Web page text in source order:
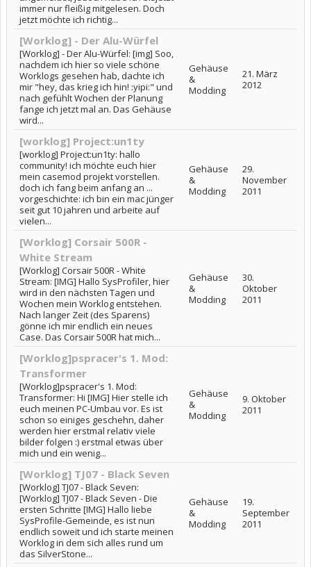
immer nur fleißig mitgelesen. Doch
jetzt möchte ich richtig...
[Worklog] - Der Alu-Würfel
[Worklog] - Der Alu-Würfel: [img] Soo,
nachdem ich hier so viele schöne
Worklogs gesehen hab, dachte ich
mir "hey, das krieg ich hin! :yipi:" und
nach gefühlt Wochen der Planung
fange ich jetzt mal an. Das Gehäuse
wird...
Gehäuse
&
Modding
21. März
2012
[worklog] Project:un1ty
[worklog] Project:un1ty: hallo
community! ich möchte euch hier
mein casemod projekt vorstellen.
doch ich fang beim anfang an ...
vorgeschichte: ich bin ein mac jünger
seit gut 10 jahren und arbeite auf
vielen...
Gehäuse
&
Modding
29.
November
2011
[Worklog] Corsair 500R -
White Stream
[Worklog] Corsair 500R - White
Stream: [IMG] Hallo SysProfiler, hier
wird in den nächsten Tagen und
Wochen mein Worklog entstehen.
Nach langer Zeit (des Sparens)
gönne ich mir endlich ein neues
Case. Das Corsair 500R hat mich...
Gehäuse
&
Modding
30.
Oktober
2011
[Worklog]pspracer's 1. Mod:
Transformer
[Worklog]pspracer's 1. Mod:
Transformer: Hi [IMG] Hier stelle ich
euch meinen PC-Umbau vor. Es ist
schon so einiges geschehn, daher
werden hier erstmal relativ viele
bilder folgen :) erstmal etwas über
mich und ein wenig...
Gehäuse
&
Modding
9. Oktober
2011
[Worklog] TJ07 - Black Seven
[Worklog] TJ07 - Black Seven:
[Worklog] TJ07 - Black Seven - Die
ersten Schritte [IMG] Hallo liebe
SysProfile-Gemeinde, es ist nun
endlich soweit und ich starte meinen
Worklog in dem sich alles rund um
das SilverStone...
Gehäuse
&
Modding
19.
September
2011